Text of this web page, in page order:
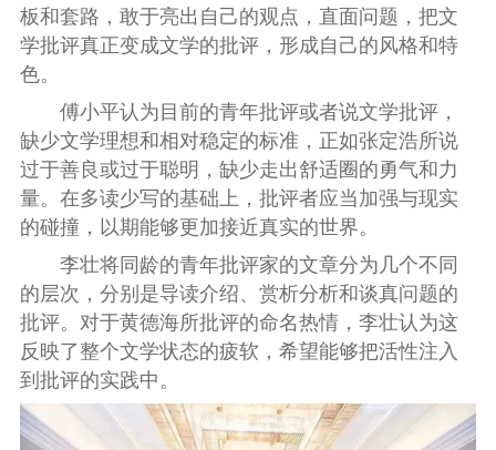
板和套路，敢于亮出自己的观点，直面问题，把文
学批评真正变成文学的批评，形成自己的风格和特
色。
傅小平认为目前的青年批评或者说文学批评，
缺少文学理想和相对稳定的标准，正如张定浩所说
过于善良或过于聪明，缺少走出舒适圈的勇气和力
量。在多读少写的基础上，批评者应当加强与现实
的碰撞，以期能够更加接近真实的世界。
李壮将同龄的青年批评家的文章分为几个不同
的层次，分别是导读介绍、赏析分析和谈真问题的
批评。对于黄德海所批评的命名热情，李壮认为这
反映了整个文学状态的疲软，希望能够把活性注入
到批评的实践中。